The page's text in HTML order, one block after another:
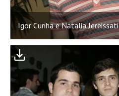
Igor Cunha e Natalia Jereissati